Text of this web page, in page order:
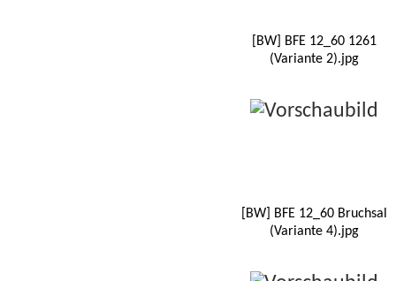
[BW] BFE 12_60 1261
(Variante 2).jpg
[BW] BFE 12_60 Bruchsal
(Variante 4).jpg